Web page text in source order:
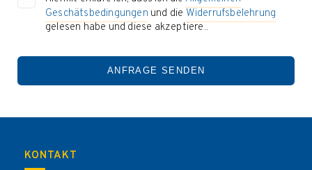
Geschätsbedingungen und die Widerrufsbelehrung
gelesen habe und diese akzeptiere..
ANFRAGE SENDEN
KONTAKT